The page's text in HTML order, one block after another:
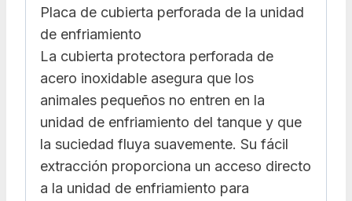
Placa de cubierta perforada de la unidad
de enfriamiento
La cubierta protectora perforada de
acero inoxidable asegura que los
animales pequeños no entren en la
unidad de enfriamiento del tanque y que
la suciedad fluya suavemente. Su fácil
extracción proporciona un acceso directo
a la unidad de enfriamiento para